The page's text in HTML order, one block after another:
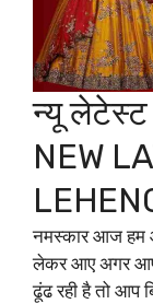
न्यू लेटेस्ट
NEW
नमस्कार आज हम
लेकर आए अगर आप
ढूंढ रही है तो आप